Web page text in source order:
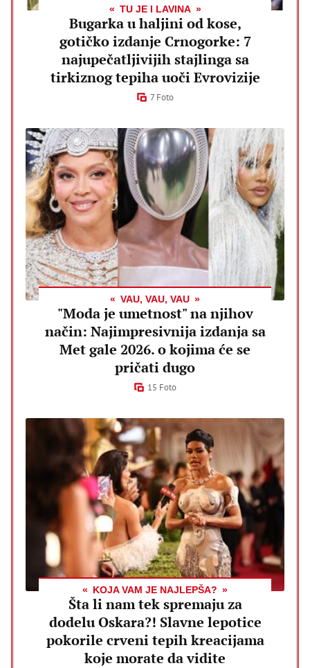
TU JE I LAVINA
Bugarka u haljini od kose,
gotičko izdanje Crnogorke: 7
najupečatljivijih stajlinga sa
tirkiznog tepiha uoči Evrovizije
7 Foto
VAU, VAU, VAU
"Moda je umetnost" na njihov
način: Najimpresivnija izdanja sa
Met gale 2026. o kojima će se
pričati dugo
15 Foto
KOJA VAM JE NAJLEPŠA?
Šta li nam tek spremaju za
dodelu Oskara?! Slavne lepotice
pokorile crveni tepih kreacijama
koje morate da vidite